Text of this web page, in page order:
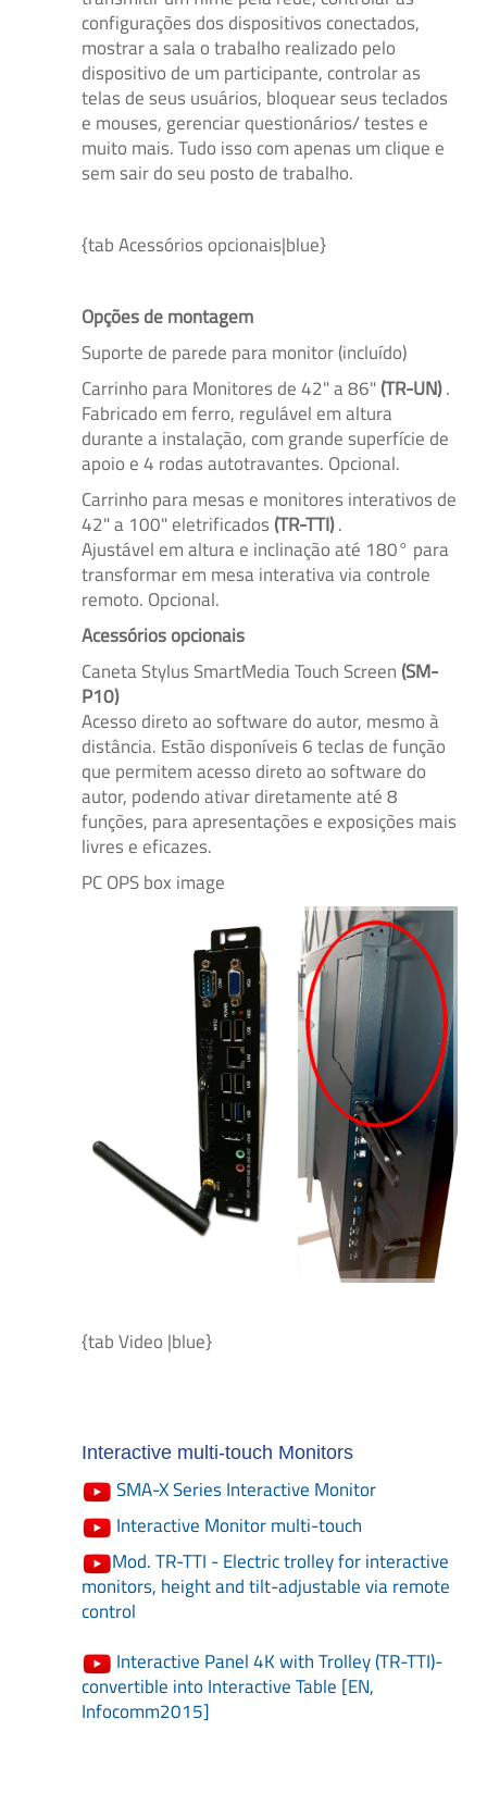
configurações dos dispositivos conectados,
mostrar a sala o trabalho realizado pelo
dispositivo de um participante, controlar as
telas de seus usuários, bloquear seus teclados
e mouses, gerenciar questionários/ testes e
muito mais. Tudo isso com apenas um clique e
sem sair do seu posto de trabalho.
{tab Acessórios opcionais|blue}
Opções de montagem
Suporte de parede para monitor (incluído)
Carrinho para Monitores de 42" a 86"(TR-UN).
Fabricado em ferro, regulável em altura
durante a instalação, com grande superfície de
apoio e 4 rodas autotravantes. Opcional.
Carrinho para mesas e monitores interativos de
42" a 100" eletrificados (TR-TTI).
Ajustável em altura e inclinação até 180° para
transformar em mesa interativa via controle
remoto. Opcional.
Acessórios opcionais
Caneta Stylus SmartMedia Touch Screen (SM-
P10)
Acesso direto ao software do autor, mesmo à
distância. Estão disponíveis 6 teclas de função
que permitem acesso direto ao software do
autor, podendo ativar diretamente até 8
funções, para apresentações e exposições mais
livres e eficazes.
PC OPS box image
{tab Video |blue}
Interactive multi-touch Monitors
SMA-X Series Interactive Monitor
Interactive Monitor multi-touch
Mod. TR-TTI - Electric trolley for interactive
monitors, height and tilt-adjustable via remote
control
Interactive Panel 4K with Trolley (TR-TTI)-
convertible into Interactive Table [EN,
Infocomm2015]